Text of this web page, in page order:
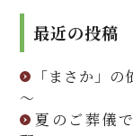
最近の投稿
「まさか」
～
夏のご葬儀